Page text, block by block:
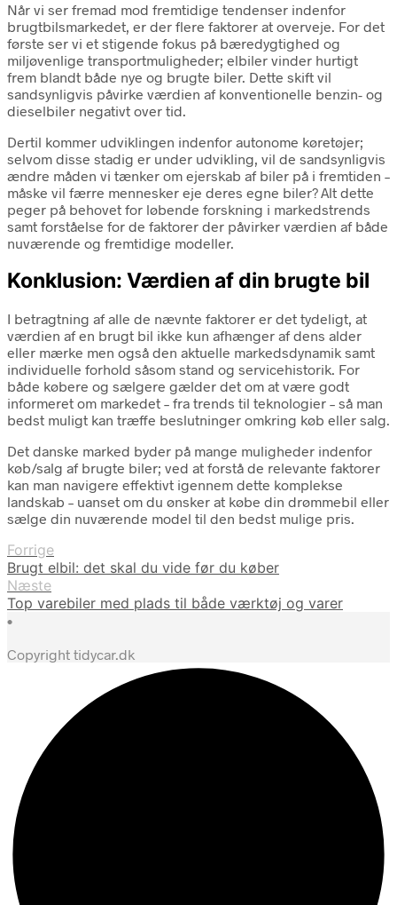
Når vi ser fremad mod fremtidige tendenser indenfor
brugtbilsmarkedet, er der flere faktorer at overveje. For det
første ser vi et stigende fokus på bæredygtighed og
miljøvenlige transportmuligheder; elbiler vinder hurtigt
frem blandt både nye og brugte biler. Dette skift vil
sandsynligvis påvirke værdien af konventionelle benzin- og
dieselbiler negativt over tid.
Dertil kommer udviklingen indenfor autonome køretøjer;
selvom disse stadig er under udvikling, vil de sandsynligvis
ændre måden vi tænker om ejerskab af biler på i fremtiden –
måske vil færre mennesker eje deres egne biler? Alt dette
peger på behovet for løbende forskning i markedstrends
samt forståelse for de faktorer der påvirker værdien af både
nuværende og fremtidige modeller.
Konklusion: Værdien af din brugte bil
I betragtning af alle de nævnte faktorer er det tydeligt, at
værdien af en brugt bil ikke kun afhænger af dens alder
eller mærke men også den aktuelle markedsdynamik samt
individuelle forhold såsom stand og servicehistorik. For
både købere og sælgere gælder det om at være godt
informeret om markedet – fra trends til teknologier – så man
bedst muligt kan træffe beslutninger omkring køb eller salg.
Det danske marked byder på mange muligheder indenfor
køb/salg af brugte biler; ved at forstå de relevante faktorer
kan man navigere effektivt igennem dette komplekse
landskab – uanset om du ønsker at købe din drømmebil eller
sælge din nuværende model til den bedst mulige pris.
Forrige
Brugt elbil: det skal du vide før du køber
Næste
Top varebiler med plads til både værktøj og varer
•
Copyright tidycar.dk